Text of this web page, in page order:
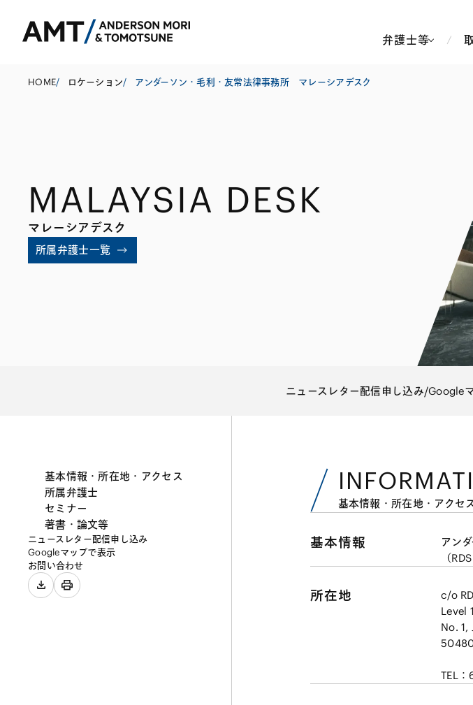
弁護士等
コーポレート
Tech／データ
ライフサイエ
銀行
アセットマネジメント
通信・メディ
テインメント
情報産業・イ
ト・セキュリ
医療・製薬・
スポーツ
東アジア
名古屋
HOME/ ロケーション/ アンダーソン・毛利・友常法律事務所 マレーシアデスク
MALAYSIA DESK
マレーシアデスク
所属弁護士一覧
ニュースレター配信申し込み/Google
基本情報・所在地・アクセス
所属弁護士
セミナー
著書・論文等
ニュースレター配信申し込み
Googleマップで表示
お問い合わせ
基本情報・所在地・アクセ
基本情報
アン
（
所在地
c/o
Level
No. 1,
TEL